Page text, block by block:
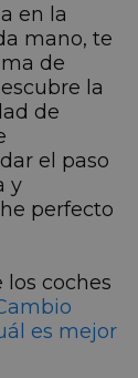
en la
mano, te
de
la
de
el paso
y
perfecto
los coches
es mejor